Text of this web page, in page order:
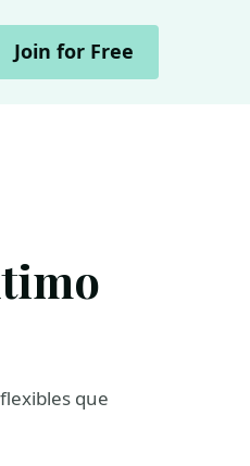
Join for Free
que